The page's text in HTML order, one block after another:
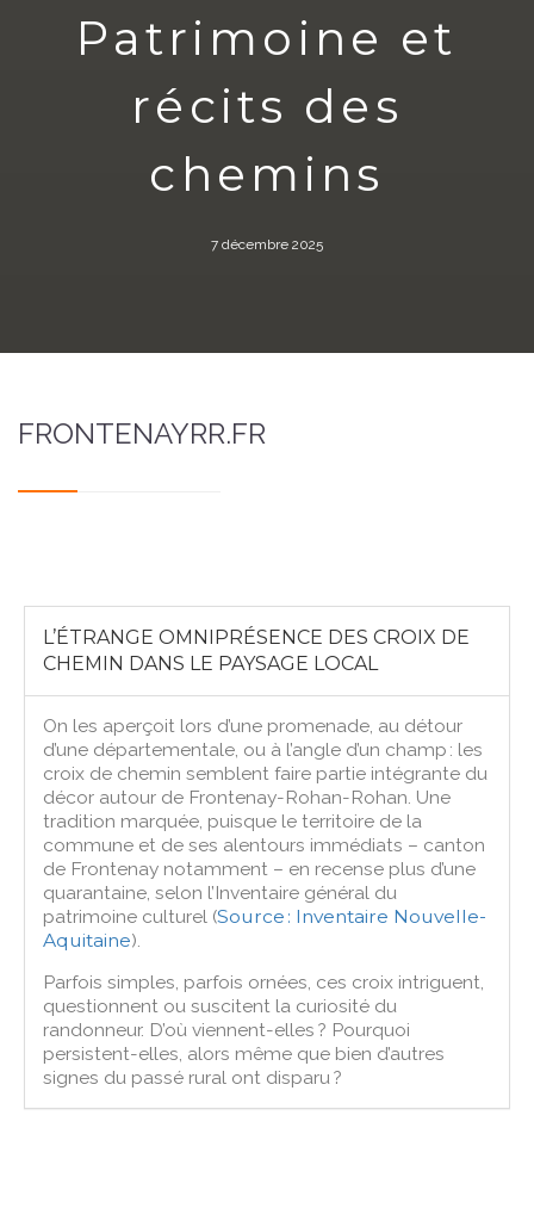
Patrimoine et
récits des
chemins
7 décembre 2025
FRONTENAYRR.FR
L’ÉTRANGE OMNIPRÉSENCE DES CROIX DE
CHEMIN DANS LE PAYSAGE LOCAL
On les aperçoit lors d’une promenade, au détour
d’une départementale, ou à l’angle d’un champ : les
croix de chemin semblent faire partie intégrante du
décor autour de Frontenay-Rohan-Rohan. Une
tradition marquée, puisque le territoire de la
commune et de ses alentours immédiats – canton
de Frontenay notamment – en recense plus d’une
quarantaine, selon l’Inventaire général du
patrimoine culturel (Source : Inventaire Nouvelle-
Aquitaine).
Parfois simples, parfois ornées, ces croix intriguent,
questionnent ou suscitent la curiosité du
randonneur. D’où viennent-elles ? Pourquoi
persistent-elles, alors même que bien d’autres
signes du passé rural ont disparu ?